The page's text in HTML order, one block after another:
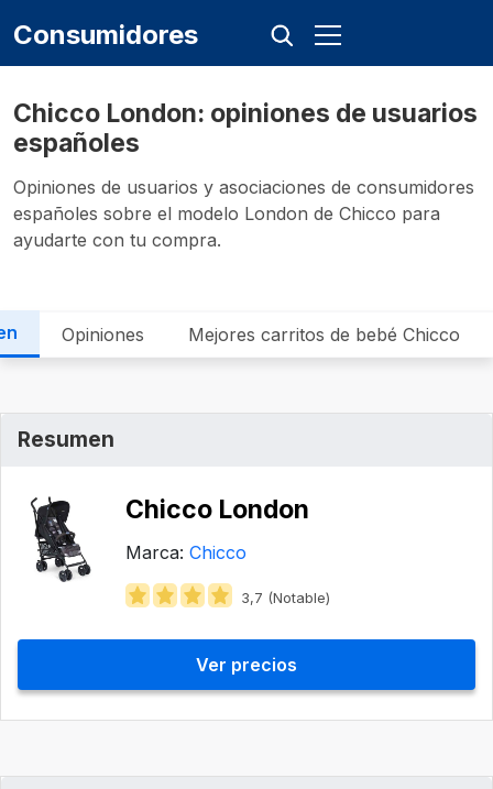
Consumidores
Chicco London: opiniones de usuarios
españoles
Opiniones de usuarios y asociaciones de consumidores
españoles sobre el modelo London de Chicco para
ayudarte con tu compra.
Opiniones Mejores carritos de bebé Chicco
Resumen
Chicco London
Marca: Chicco
3,7 (Notable)
Ver precios